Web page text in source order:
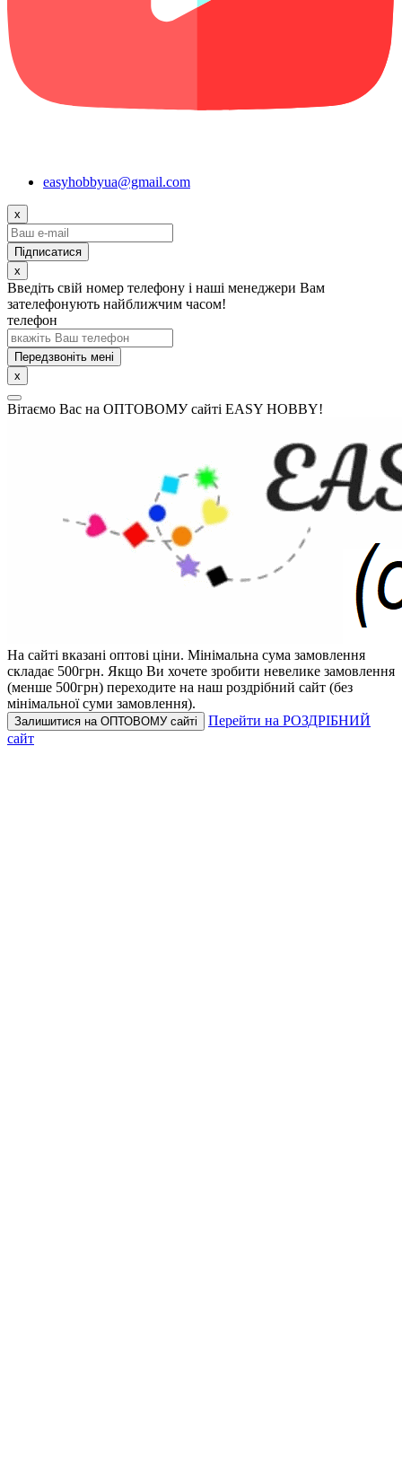
easyhobbyua@gmail.com
x
x
Введіть свій номер телефону і наші менеджери Вам
зателефонують найближчим часом!
телефон
Передзвоніть мені
x
Вітаємо Вас на ОПТОВОМУ сайті EASY HOBBY!
На сайті вказані оптові ціни. Мінімальна сума замовлення
складає 500грн. Якщо Ви хочете зробити невелике замовлення
(менше 500грн) переходите на наш роздрібний сайт (без
мінімальної суми замовлення).
Залишитися на ОПТОВОМУ сайті
Перейти на РОЗДРІБНИЙ
сайт